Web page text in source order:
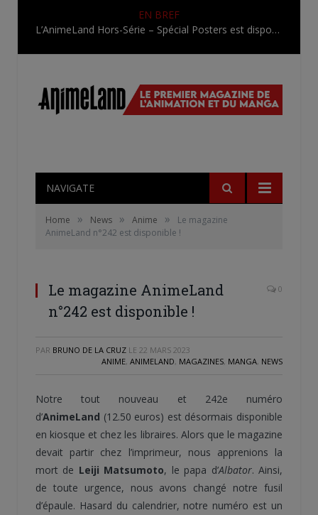
EN BREF
L’AnimeLand Hors-Série – Spécial Posters est disponible !
NAVIGATE
Home » News » Anime »
Le magazine
AnimeLand n°242 est disponible !
Le magazine AnimeLand
n°242 est disponible !
0
PAR BRUNO DE LA CRUZ LE 22 MARS 2023
ANIME, ANIMELAND, MAGAZINES, MANGA, NEWS
Notre tout nouveau et 242e numéro
d’AnimeLand (12.50 euros) est désormais disponible
en kiosque et chez les libraires. Alors que le magazine
devait partir chez l’imprimeur, nous apprenions la
mort de Leiji Matsumoto, le papa d’Albator. Ainsi,
de toute urgence, nous avons changé notre fusil
d’épaule. Hasard du calendrier, notre numéro est un